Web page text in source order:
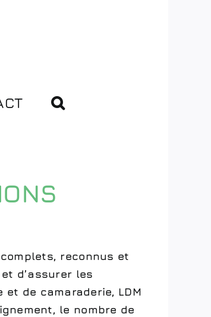
reconnus et
d’assurer les
de camaraderie, LDM
le nombre de